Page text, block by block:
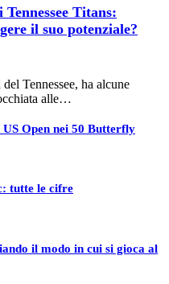
Titans:
il suo potenziale?
Tennessee, ha alcune
alle…
Open nei 50 Butterfly
tutte le cifre
il modo in cui si gioca al